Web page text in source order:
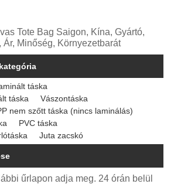
Tote Bag Saigon, Kína, Gyártó,
Ár, Minőség, Környezetbarát
táska
táska
Vászontáska
nem szőtt táska (nincs laminálás)
PVC táska
Juta zacskó
űrlapon adja meg. 24 órán belül